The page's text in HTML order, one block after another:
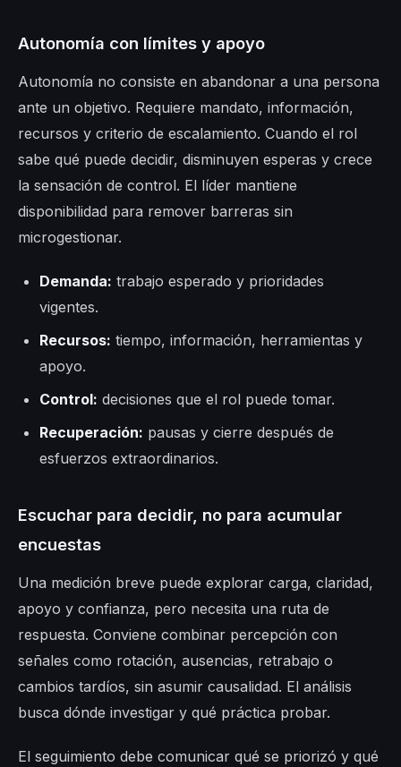
Autonomía con límites y apoyo
Autonomía no consiste en abandonar a una persona
ante un objetivo. Requiere mandato, información,
recursos y criterio de escalamiento. Cuando el rol
sabe qué puede decidir, disminuyen esperas y crece
la sensación de control. El líder mantiene
disponibilidad para remover barreras sin
microgestionar.
Demanda: trabajo esperado y prioridades
vigentes.
Recursos: tiempo, información, herramientas y
apoyo.
Control: decisiones que el rol puede tomar.
Recuperación: pausas y cierre después de
esfuerzos extraordinarios.
Escuchar para decidir, no para acumular
encuestas
Una medición breve puede explorar carga, claridad,
apoyo y confianza, pero necesita una ruta de
respuesta. Conviene combinar percepción con
señales como rotación, ausencias, retrabajo o
cambios tardíos, sin asumir causalidad. El análisis
busca dónde investigar y qué práctica probar.
El seguimiento debe comunicar qué se priorizó y qué